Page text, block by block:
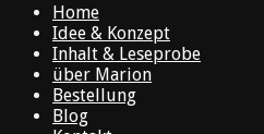
Home
Idee & Konzept
Inhalt & Leseprobe
über Marion
Bestellung
Blog